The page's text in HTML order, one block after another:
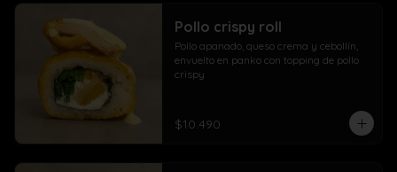
Pollo crispy roll
Pollo apanado, queso crema y cebollín,
envuelto en panko con topping de pollo
crispy
$10.490